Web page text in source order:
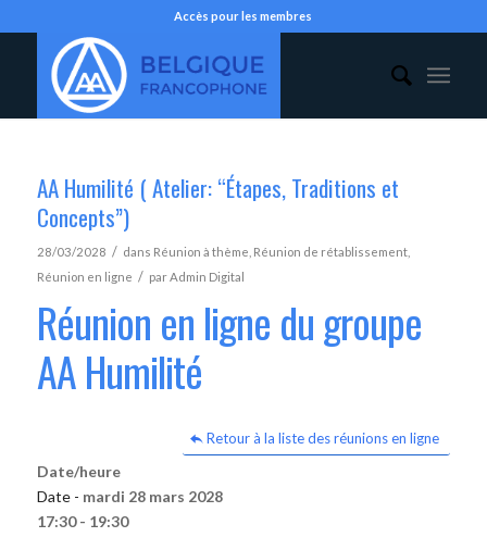
Accès pour les membres
AA Humilité ( Atelier: “Étapes, Traditions et
Concepts”)
28/03/2028 / dans Réunion à thème Réunion de rétablissement,
Réunion en ligne / parAdmin Digital
Réunion en ligne du groupe
AA Humilité
Retour à la liste des réunions en ligne
Date/heure
Date - mardi 28 mars 2028
17:30 - 19:30